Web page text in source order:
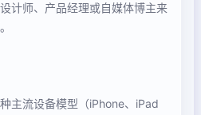
计师、产品经理或自媒体博主来
主流设备模型（iPhone、iPad